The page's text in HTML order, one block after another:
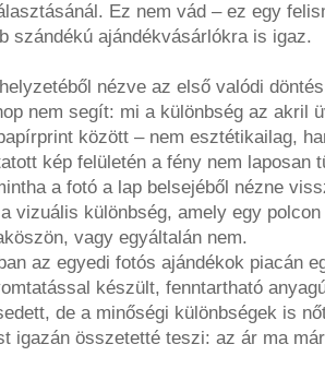
Ez nem vád – ez egy
szándékú ajándékvásárlókra is igaz.
nézve az első valódi
nem segít: mi a különbség az akril
között – nem esztétikailag,
kép felületén a fény nem laposan
a fotó a lap belsejéből nézne
vizuális különbség, amely egy
vagy egyáltalán nem.
az egyedi fotós ajándékok piacán
készült, fenntartható
de a minőségi különbségek is
igazán összetetté teszi: az ár ma